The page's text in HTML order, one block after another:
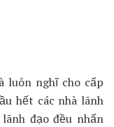
luôn nghĩ cho cấp
hết các nhà lãnh
đạo đều nhấn